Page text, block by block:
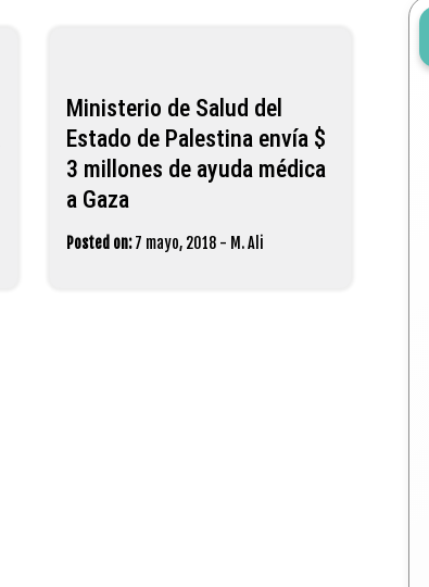
Ministerio de Salud del
Estado de Palestina envía $
3 millones de ayuda médica
a Gaza
Posted on: 7 mayo, 2018- M. Ali